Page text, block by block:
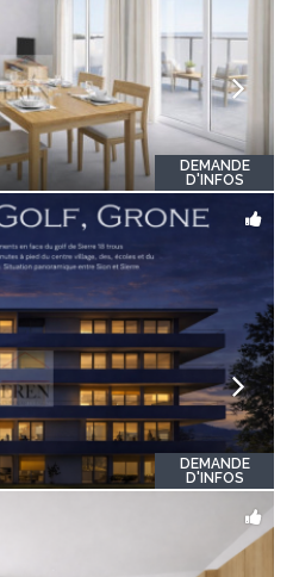
DEMANDE
D'INFOS
DEMANDE
D'INFOS